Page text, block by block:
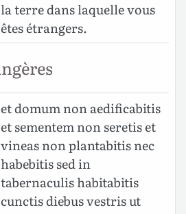
la terre dans laquelle vous
êtes étrangers.
et domum non aedificabitis
et sementem non seretis et
vineas non plantabitis nec
habebitis sed in
tabernaculis habitabitis
cunctis diebus vestris ut